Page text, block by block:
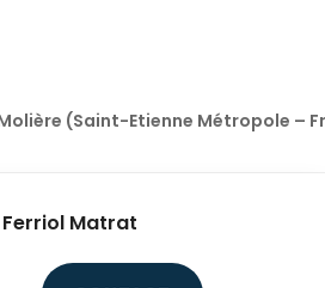
(Saint-Etienne Métropole –
Ferriol Matrat